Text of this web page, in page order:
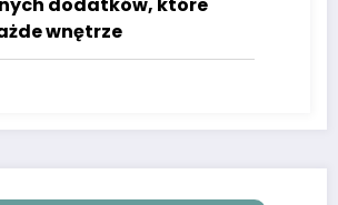
dodatków, które
wnętrze